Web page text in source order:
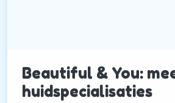
Beautiful & You:
huidspecialisaties